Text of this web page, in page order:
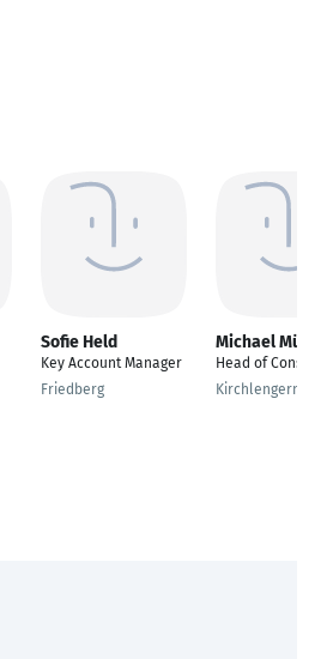
Sofie Held
Key Account Manager
Friedberg
Michael Müller
Head of Consulting
Kirchlengern